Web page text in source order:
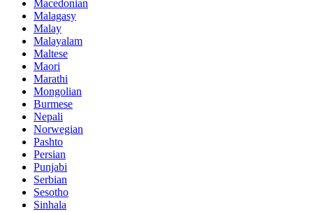
Macedonian
Malagasy
Malay
Malayalam
Maltese
Maori
Marathi
Mongolian
Burmese
Nepali
Norwegian
Pashto
Persian
Punjabi
Serbian
Sesotho
Sinhala